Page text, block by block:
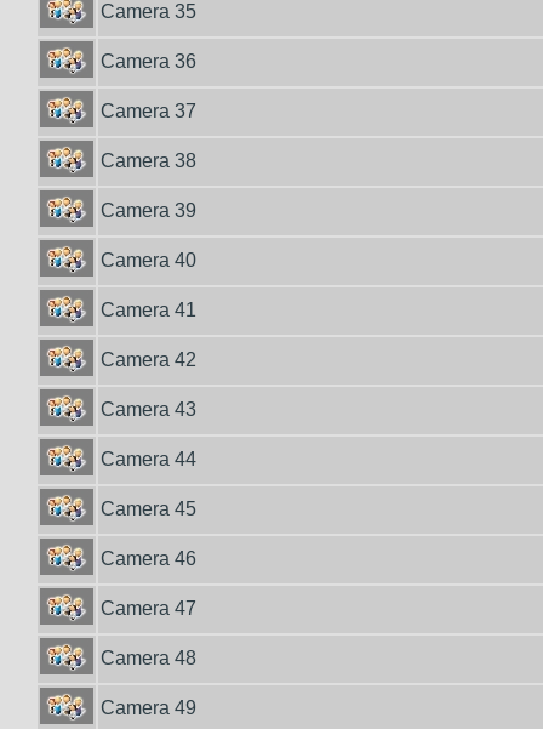
Camera 35
Camera 36
Camera 37
Camera 38
Camera 39
Camera 40
Camera 41
Camera 42
Camera 43
Camera 44
Camera 45
Camera 46
Camera 47
Camera 48
Camera 49